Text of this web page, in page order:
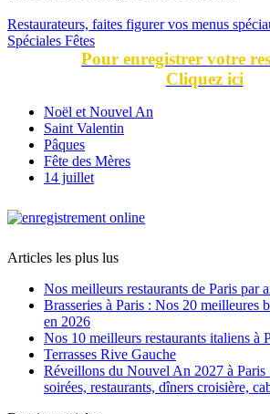
Restaurateurs, faites figurer vos menus
Spéciales Fêtes
Pour enregistrer votre
Cliquez ici
Noël et Nouvel An
Saint Valentin
Pâques
Fête des Mères
14 juillet
Articles les plus lus
Nos meilleurs restaurants de Paris par
Brasseries à Paris : Nos 20 meilleures
en 2026
Nos 10 meilleurs restaurants italiens à
Terrasses Rive Gauche
Réveillons du Nouvel An 2027 à Paris
soirées, restaurants, dîners croisière,